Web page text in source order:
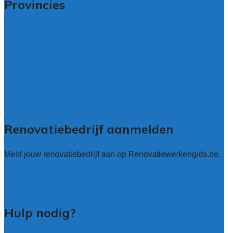
Provincies
Renovatiebedrijf aanmelden
Meld jouw renovatiebedrijf aan op Renovatiewerkengids.be.
Hulp nodig?